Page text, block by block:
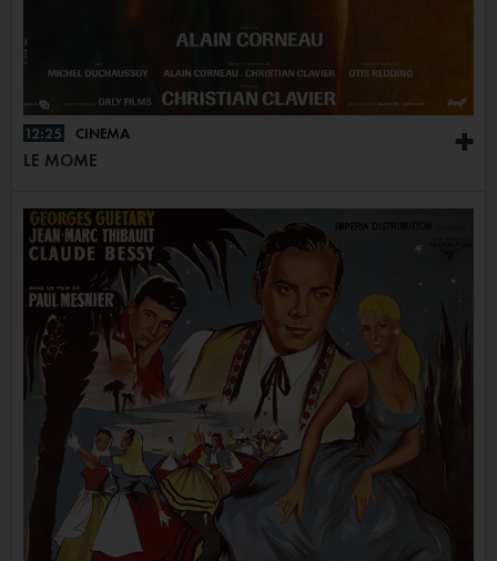
+
12:25 CINÉMA
LE MÔME